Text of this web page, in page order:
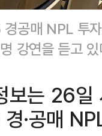
공매 NPL 투
강연을 듣고
보는 26일
·공매